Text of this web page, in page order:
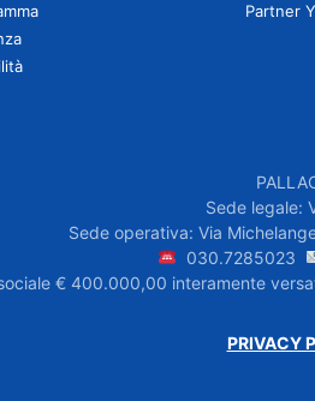
Partner
Sede legale:
Sede operativa: Via
030.7285023
€ 400.000,00 interamente
PRIVACY